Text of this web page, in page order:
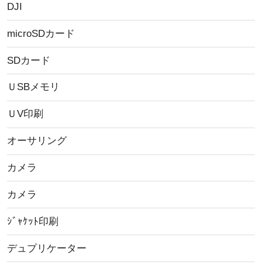
DJI
microSDカード
SDカード
ＵSBメモリ
ＵV印刷
オーサリング
カメラ
カメラ
ｼﾞｬｹｯﾄ印刷
デュプリケーター